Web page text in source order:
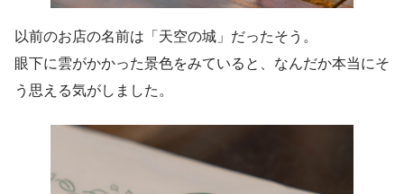
以前のお店の名前は「天空の城」だったそう。
眼下に雲がかかった景色をみていると、なんだか本当にそ
う思える気がしました。